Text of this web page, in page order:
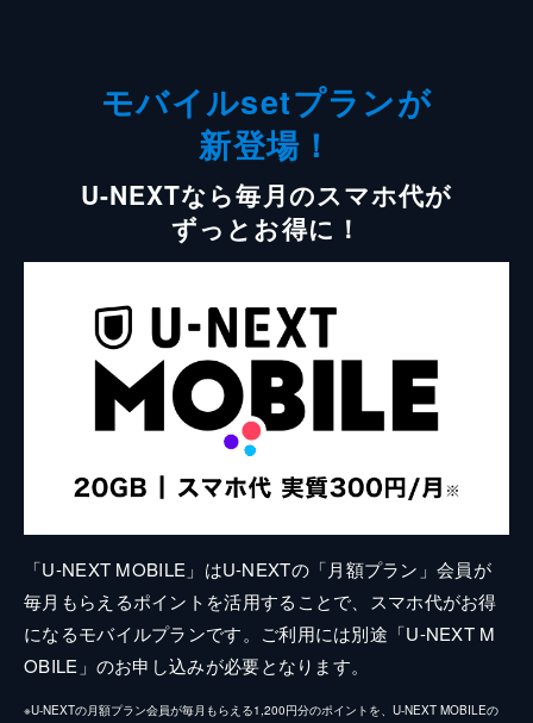
モバイルsetプランが
新登場！
U-NEXTなら毎月のスマホ代が
ずっとお得に！
「U-NEXT MOBILE」はU-NEXTの「月額プラン」会員が
毎月もらえるポイントを活用することで、スマホ代がお得
になるモバイルプランです。ご利用には別途「U-NEXT M
OBILE」のお申し込みが必要となります。
※U-NEXTの月額プラン会員が毎月もらえる1,200円分のポイントを、U-NEXT MOBILEの